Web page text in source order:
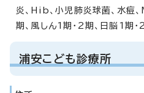
炎、Hib、小児肺炎球菌、水痘
期、風しん1期・2期、日脳1期
浦安こども診療所